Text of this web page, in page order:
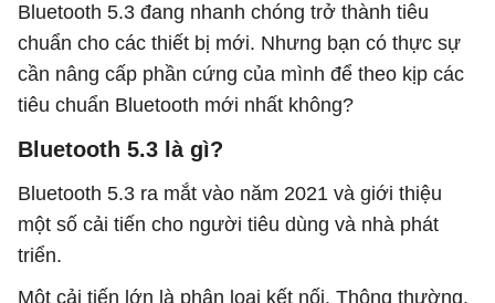
Bluetooth 5.3 đang nhanh chóng trở thành tiêu
chuẩn cho các thiết bị mới. Nhưng bạn có thực sự
cần nâng cấp phần cứng của mình để theo kịp các
tiêu chuẩn Bluetooth mới nhất không?
Bluetooth 5.3 là gì?
Bluetooth 5.3 ra mắt vào năm 2021 và giới thiệu
một số cải tiến cho người tiêu dùng và nhà phát
triển.
Một cải tiến lớn là phân loại kết nối. Thông thường,